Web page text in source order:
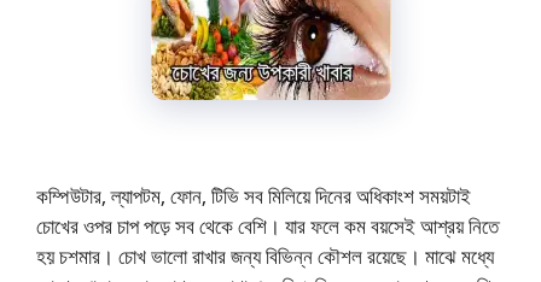
কম্পিউটার, ল্যাপটম, ফোন, টিভি সব মিলিয়ে দিনের অধিকাংশ সময়টাই
চোখের ওপর চাপ পড়ে সব থেকে বেশি। যার ফলে কম বয়সেই আশ্রয় নিতে
হয় চশমার। চোখ ভালো রাখার জন্য বিভিন্ন কৌশল রয়েছে। মাঝে মধ্যে